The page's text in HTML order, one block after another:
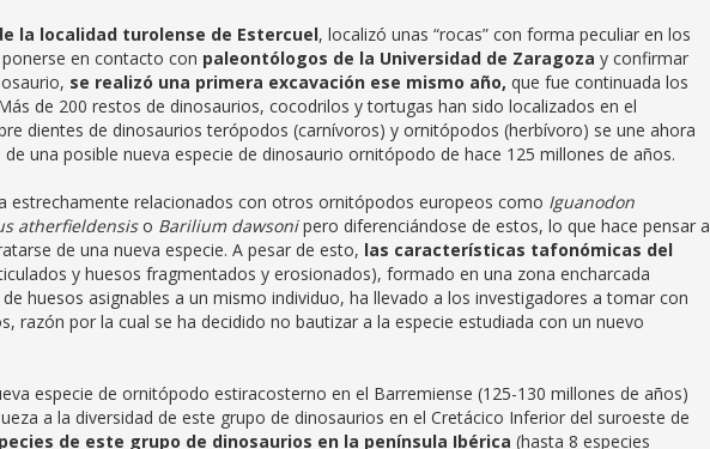
la localidad turolense de Estercuel, localizó unas “rocas” con forma peculiar en los
en contacto con paleontólogos de la Universidad de Zaragoza y confirmar
se realizó una primera excavación ese mismo año, que fue continuada los
de 200 restos de dinosaurios, cocodrilos y tortugas han sido localizados en el
dientes de dinosaurios terópodos (carnívoros) y ornitópodos (herbívoro) se une ahora
una posible nueva especie de dinosaurio ornitópodo de hace 125 millones de años.
estrechamente relacionados con otros ornitópodos europeos como Iguanodon
atherfieldensiso Barilium dawsonipero diferenciándose de estos, lo que hace pensar a
de una nueva especie. A pesar de esto, las características tafonómicas del
y huesos fragmentados y erosionados), formado en una zona encharcada
huesos asignables a un mismo individuo, ha llevado a los investigadores a tomar con
razón por la cual se ha decidido no bautizar a la especie estudiada con un nuevo
especie de ornitópodo estiracosterno en el Barremiense (125-130 millones de años)
a la diversidad de este grupo de dinosaurios en el Cretácico Inferior del suroeste de
de este grupo de dinosaurios en la península Ibérica (hasta 8 especies